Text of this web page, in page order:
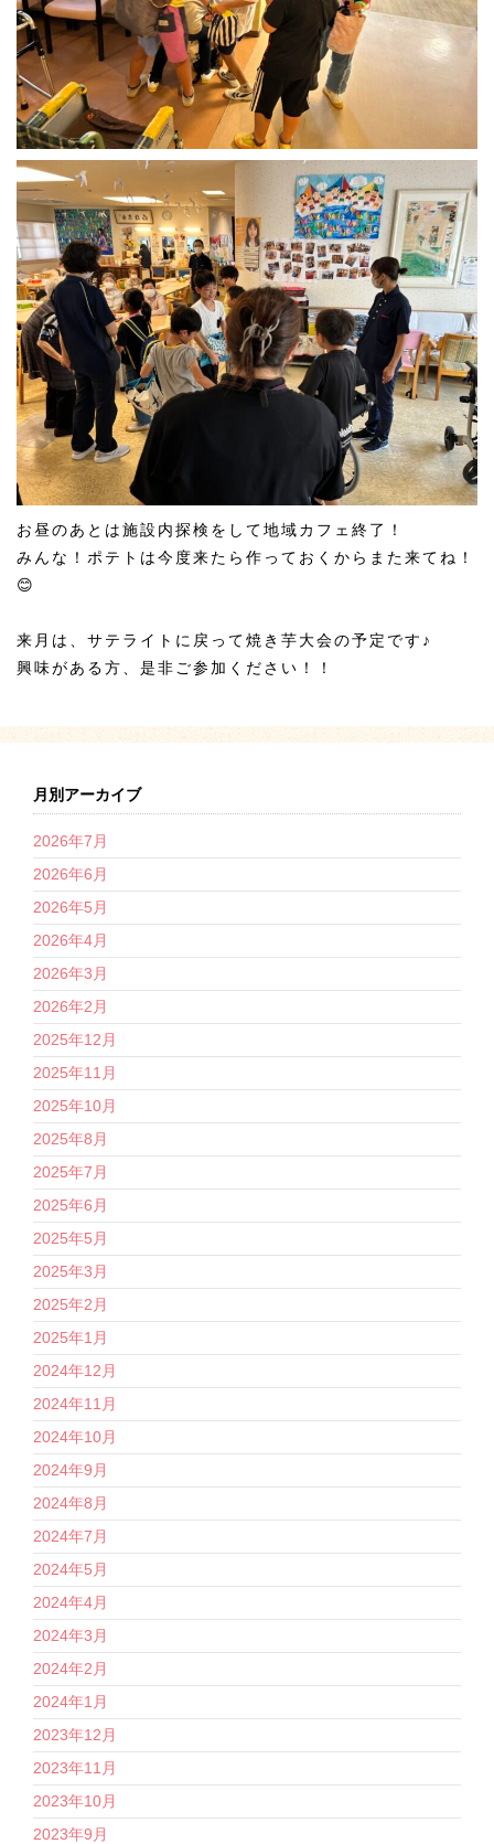
お昼のあとは施設内探検をして地域カフェ終了！
みんな！ポテトは今度来たら作っておくからまた来てね！
😊
来月は、サテライトに戻って焼き芋大会の予定です♪
興味がある方、是非ご参加ください！！
月別アーカイブ
2026年7月
2026年6月
2026年5月
2026年4月
2026年3月
2026年2月
2025年12月
2025年11月
2025年10月
2025年8月
2025年7月
2025年6月
2025年5月
2025年3月
2025年2月
2025年1月
2024年12月
2024年11月
2024年10月
2024年9月
2024年8月
2024年7月
2024年5月
2024年4月
2024年3月
2024年2月
2024年1月
2023年12月
2023年11月
2023年10月
2023年9月